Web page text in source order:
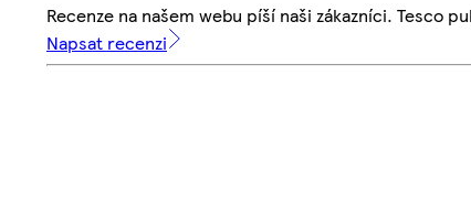
Recenze na našem webu píší naši zákazníci. Tesco
Napsat recenzi